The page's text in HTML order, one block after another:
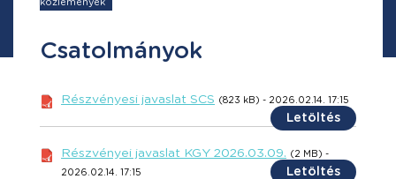
közlemények
Csatolmányok
Részvényesi javaslat SCS (823 kB) - 2026.02.14. 17:15
Letöltés
Részvényei javaslat KGY 2026.03.09. (2 MB) -
2026.02.14. 17:15 Letöltés